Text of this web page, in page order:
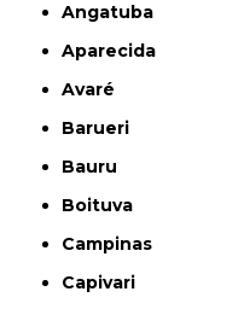
Angatuba
Aparecida
Avaré
Barueri
Bauru
Boituva
Campinas
Capivari